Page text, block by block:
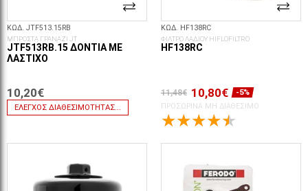
ΚΩΔ. JTF513.15RB
ΜΠΡΟΣΤΑ ΓΡΑΝΑΖΙ JT
JTF513RB.15 ΔΌΝΤΙΑ ΜΕ
ΛΆΣΤΙΧΟ
10,20€
ΈΛΕΓΧΟΣ ΔΙΑΘΕΣΙΜΌΤΗΤΑΣ...
ΚΩΔ. HF138RC
ΦΙΛΤΡΟ ΛΑΔΙΟΥ HIFLOFILTRO
HF138RC
11,48€ 10,80€
-5%
ΠΡΟΣΩΡΙΝΆ ΜΗ ΔΙΑΘΈΣΙΜΟ